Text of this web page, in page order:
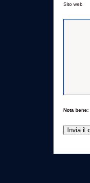
Sito web
Nota bene: